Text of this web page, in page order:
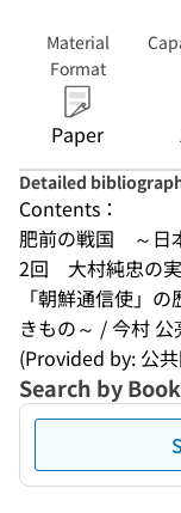
Material
Format
Paper
Detailed
Contents：
肥前の戦国　～日
2回　大村純忠の
「朝鮮通信使」
きもの～ / 今村 公
(Provided by: 公
Search by